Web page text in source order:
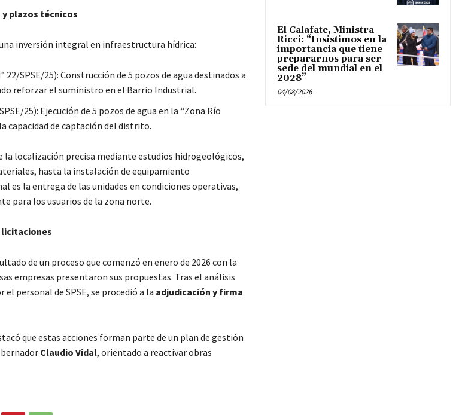
plazos técnicos
inversión integral en infraestructura hídrica:
22/SPSE/25): Construcción de 5 pozos de agua destinados a
reforzar el suministro en el Barrio Industrial.
25): Ejecución de 5 pozos de agua en la “Zona Río
capacidad de captación del distrito.
la localización precisa mediante estudios hidrogeológicos,
hasta la instalación de equipamiento
es la entrega de las unidades en condiciones operativas,
para los usuarios de la zona norte.
licitaciones
de un proceso que comenzó en enero de 2026 con la
empresas presentaron sus propuestas. Tras el análisis
personal de SPSE, se procedió a la adjudicación y firma
que estas acciones forman parte de un plan de gestión
Claudio Vidal, orientado a reactivar obras
El Calafate, Ministra
Ricci: “Insistimos en la
importancia que tiene
prepararnos para ser
sede del mundial en el
2028”
04/08/2026